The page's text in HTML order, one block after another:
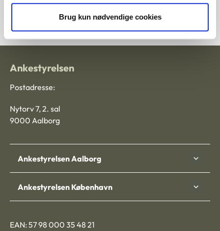
Brug kun nødvendige cookies
Ankestyrelsen
Postadresse:
Nytorv 7, 2. sal
9000 Aalborg
Ankestyrelsen Aalborg
Ankestyrelsen København
EAN: 57 98 000 35 48 21